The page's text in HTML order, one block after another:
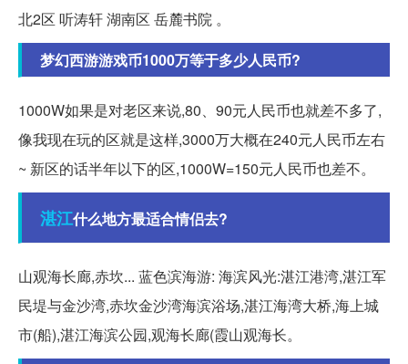
北2区 听涛轩 湖南区 岳麓书院 。
梦幻西游游戏币1000万等于多少人民币?
1000W如果是对老区来说,80、90元人民币也就差不多了,
像我现在玩的区就是这样,3000万大概在240元人民币左右
~ 新区的话半年以下的区,1000W=150元人民币也差不。
湛江什么地方最适合情侣去?
山观海长廊,赤坎... 蓝色滨海游: 海滨风光:湛江港湾,湛江军
民堤与金沙湾,赤坎金沙湾海滨浴场,湛江海湾大桥,海上城
市(船),湛江海滨公园,观海长廊(霞山观海长。